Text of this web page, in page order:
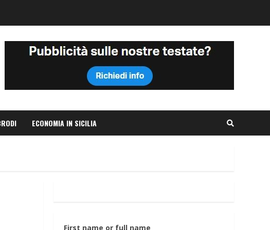
ECONOMIA IN SICILIA
First name or full name